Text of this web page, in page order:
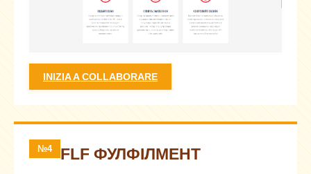
INIZIA A COLLABORARE
№4 FLF ФУЛФІЛМЕНТ